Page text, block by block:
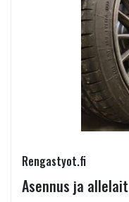
Rengastyot.fi
Asennus ja